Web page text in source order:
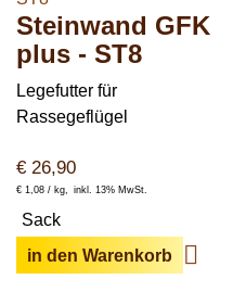
Steinwand GFK
plus - ST8
Legefutter für
Rassegeflügel
€ 26,90
€ 1,08 / kg inkl. 13% MwSt.
Sack
in den Warenkorb